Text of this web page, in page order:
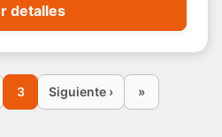
detalles
3 Siguiente › »